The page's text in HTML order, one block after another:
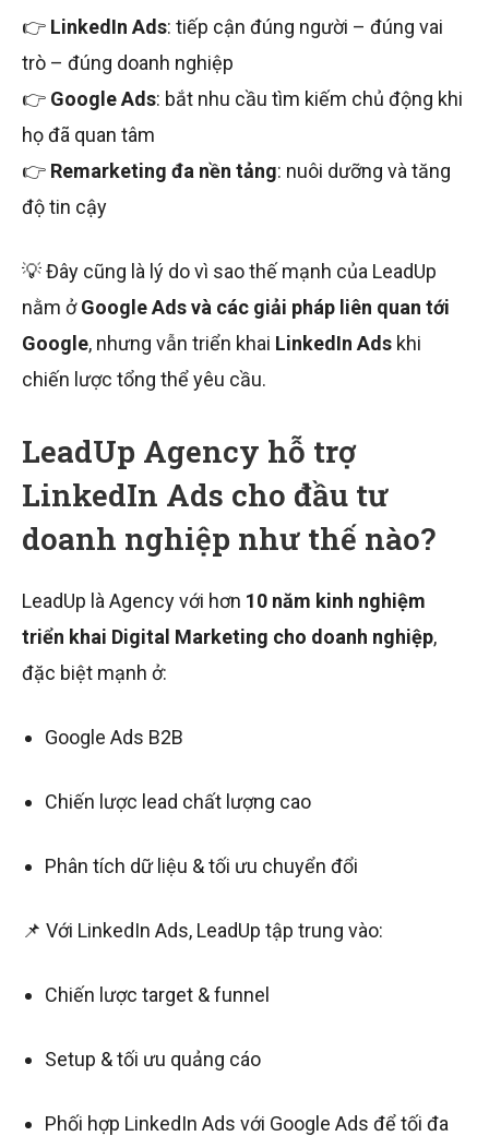
👉 LinkedIn Ads: tiếp cận đúng người – đúng vai
trò – đúng doanh nghiệp
👉 Google Ads: bắt nhu cầu tìm kiếm chủ động khi
họ đã quan tâm
👉 Remarketing đa nền tảng: nuôi dưỡng và tăng
độ tin cậy
💡 Đây cũng là lý do vì sao thế mạnh của LeadUp
nằm ởGoogle Ads và các giải pháp liên quan tới
Google, nhưng vẫn triển khai LinkedIn Ads khi
chiến lược tổng thể yêu cầu.
LeadUp Agency hỗ trợ
LinkedIn Ads cho đầu tư
doanh nghiệp như thế nào?
LeadUp là Agency với hơn 10 năm kinh nghiệm
triển khai Digital Marketing cho doanh nghiệp,
đặc biệt mạnh ở:
Google Ads B2B
Chiến lược lead chất lượng cao
Phân tích dữ liệu & tối ưu chuyển đổi
📌 Với LinkedIn Ads, LeadUp tập trung vào:
Chiến lược target & funnel
Setup & tối ưu quảng cáo
Phối hợp LinkedIn Ads với Google Ads để tối đa